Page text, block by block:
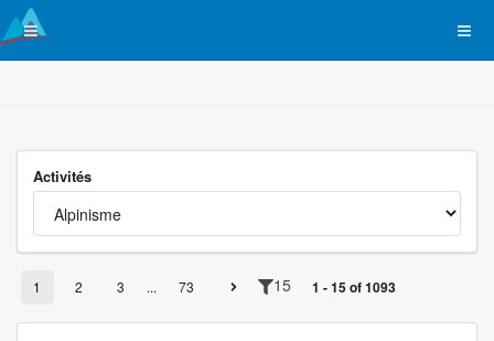
Activités
1 2 3 ... 73 15 1 - 15 of 1093